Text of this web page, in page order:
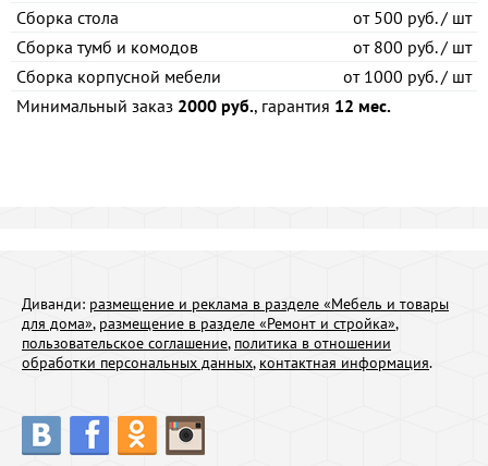
Сборка стола
от500 руб. / шт
Сборка тумб и комодов
от800 руб. / шт
Сборка корпусной мебели
от1000 руб. / шт
Минимальный заказ 2000 руб., гарантия 12 мес.
Диванди: размещение и реклама в разделе «Мебель и товары
для дома», размещение в разделе «Ремонт и стройка»,
пользовательское соглашение, политика в отношении
обработки персональных данных, контактная информация.